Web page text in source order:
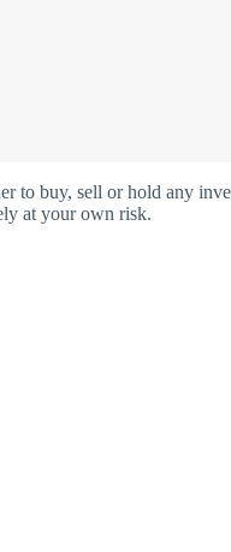
buy, sell or hold any
at your own risk.